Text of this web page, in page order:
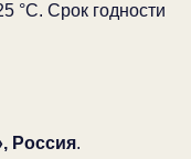
°С. Срок годности
Россия.